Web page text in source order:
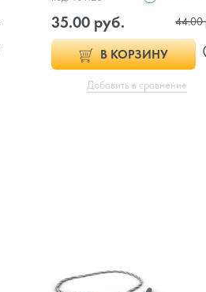
35.00 руб. 44.00
В КОРЗИНУ
Добавить в сравнение